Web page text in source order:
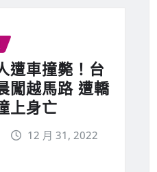
遭車撞斃！台
闖越馬路 遭轎
上身亡
12 月 31, 2022